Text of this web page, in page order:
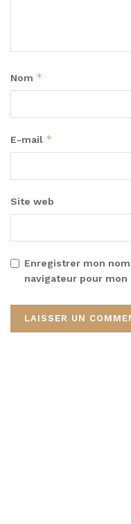
Nom *
E-mail *
Site web
Enregistrer mon
navigateur pour